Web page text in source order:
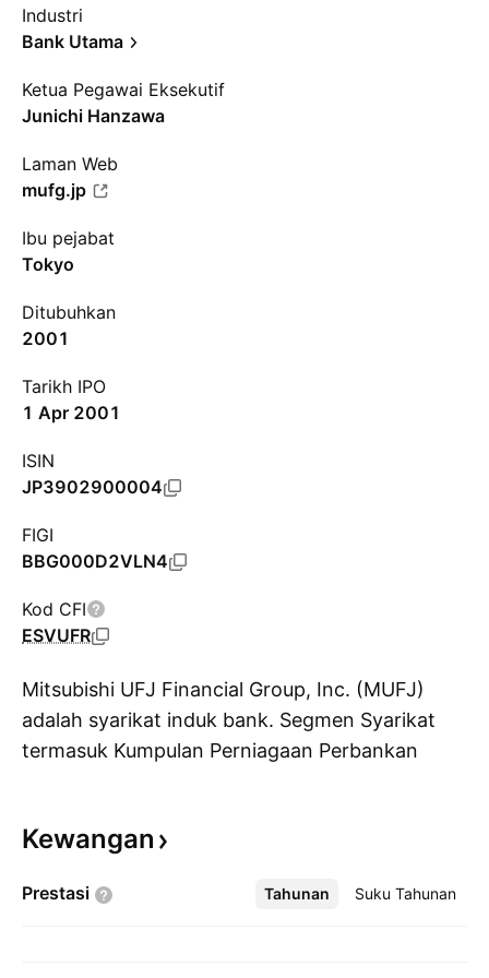
Industri
Bank Utama
Ketua Pegawai Eksekutif
Junichi Hanzawa
Laman Web
mufg.jp
Ibu pejabat
Tokyo
Ditubuhkan
2001
Tarikh IPO
1 Apr 2001
ISIN
JP3902900004
FIGI
BBG000D2VLN4
Kod CFI
ESVUFR
Mitsubishi UFJ Financial Group, Inc. (MUFJ)
adalah syarikat induk bank. Segmen Syarikat
termasuk Kumpulan Perniagaan Perbankan
Perniagaan Aset Kepercayaan Bersepadu,
Krungsri. Perkhidmatan Syarikat termasuk
Kewangan
Prestasi Tahunan Suku Tahunan
Lebih